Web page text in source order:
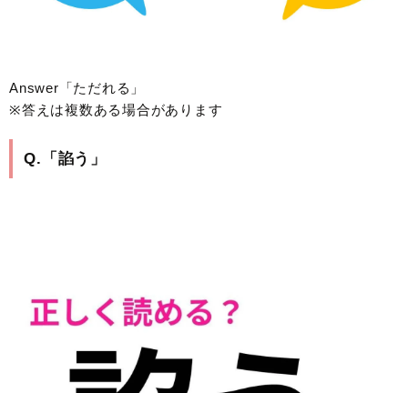
Answer「ただれる」
※答えは複数ある場合があります
Q.「諂う」